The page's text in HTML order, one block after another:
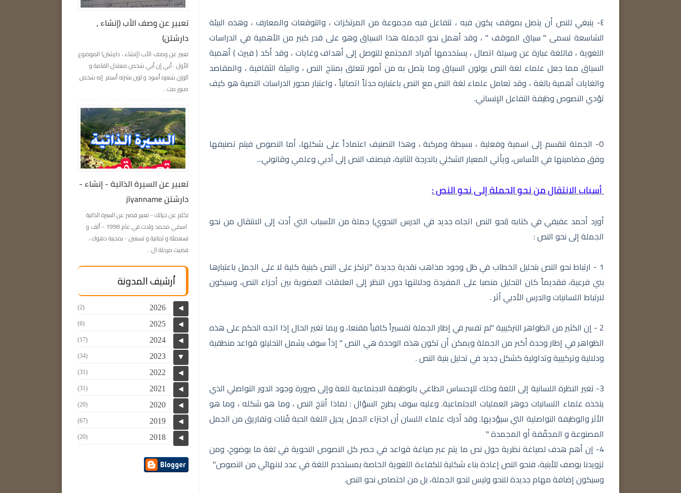
٤- ينبغي للنص أن يتصل بموقف يكون فيه ، تتفاعل فيه مجموعة من المرتكزات ، والتوقعات والمعارف ، وهذه البيئة
الشاسعة تسمى " سياق الموقف " ، وقد أهمل نحو الجملة هذا السياق وهو على قدر كبير من الأهمية في الدراسات
اللغوية ، فاللغة عبارة عن وسيلة اتصال ، يستخدمها أفراد المجتمع للتوصل إلى أهداف وغايات ، وقد أكد ( فيرث ) أهمية
السياق مما جعل علماء لغة النص يولون السياق وما يتصل به من أمور تتعلق بمنتج النص ، والبيئة الثقافية ، والمقاصد
والغايات أهمية بالغة ، وقد تعامل علماء لغة النص مع النص باعتباره حدثاً اتصالياً ، واعتبار محور الدراسات النصية هو كيف
تؤدي النصوص وظيفة التفاعل الإنساني.
٥- الجملة تنقسم إلى اسمية وفعلية ، بسيطة ومركبة ، وهذا التصنيف اعتماداً على شكلها، أما النصوص فيتم تصنيفها
وفق مضامينها في الأساس، ويأتي المعيار الشكلي بالدرجة الثانية، فيصنف النص إلى أدبي وعلمي وقانوني...
أسباب الانتقال من نحو الجملة إلى نحو النص :
أورد أحمد عفيفي في كتابه (نحو النص اتجاه جديد في الدرس النحوي) جملة من الأسباب التي أدت إلى الانتقال من نحو
الجملة إلى نحو النص :
1 - ارتباط نحو النص بتحليل الخطاب في ظل وجود مذاهب نقدية جديدة "ترتكز على النص كبنية كلية لا على الجمل باعتبارها
بني فرعية، فقديماً كان التحليل منصبا على المفردة ودلالتها دون النظر إلى العلاقات العضوية بين أجزاء النص، وسيكون
لارتباط اللسانيات والدرس الأدبي أثر .
2 - إن الكثير من الظواهر التركيبية "لم تفسر في إطار الجملة تفسيراً كافياً مقنعا، و ربما تغير الحال إذا اتجه الحكم على هذه
الظواهر في إطار وحدة أكبر من الجملة ويمكن أن تكون هذه الوحدة هي النص " إذاً سوف يشمل التحليلو قواعد منطقية
ودلالية وتركيبية وتداولية كشكل جديد في تحليل بنية النص .
3- تغير النظرة اللسانية إلى اللغة وذلك للإحساس الطاغي بالوظيفة الاجتماعية للغة وإلى ضرورة وجود الدور التواصلي الذي
يتخذه علماء اللسانيات جوهر العمليات الاجتماعية. وعليه سوف يطرح السؤال : لماذا أنتج النص ، وما هو شكله ، وما هو
الأثر والوظيفة التواصلية التي سيؤديها. وقد أدرك علماء اللسان أن اجتزاء الجمل يحيل اللغة الحية فُتات وتفاريق من الجمل
المصنوعة و المجفّفة أو المجمدة "
4- إن أهم هدف لصياغة نظرية حول نص ما يتم عبر صياغة قواعد في حصر كل النصوص النحوية في لغة ما بوضوح، ومن
تزويدنا بوصف للأبنية، فنحو النص إعادة بناء شكلية للكفاءة اللغوية الخاصة بمستخدم اللغة في عدد لانهائي من النصوص"
وسيكون إضافة مهام جديدة للنحو وليس لنحو الجملة، بل من اختصاص نحو النص.
تعبير عن وصف الأب (إنشاء ،
دارشتن)
تعبير عن وصف الأب (إنشاء ، دارشتن) الموضوع
الأول : أبي إن أبي شخص معتدل القامة و
الوزن شعره أسود و لون بشرته أسمر. إنه شخص
صبور مت...
تعبیر عن السيرة الذاتية - إنشاء -
دارشتن jîyanname
تكلم عن حياتك - تعبیر قصير عن السيرة الذاتية
اسمي محمد ولدت في عام 1998 - ألف و
تسعمئة و ثمانية و تسعين - بمدينة دهوك ،
قضيت مرحلة ال...
أرشيف المدونة
◄
2026
(2)
◄
2025
(6)
◄
2024
(17)
▼
2023
(34)
◄
2022
(31)
◄
2021
(31)
◄
2020
(20)
◄
2019
(67)
◄
2018
(20)